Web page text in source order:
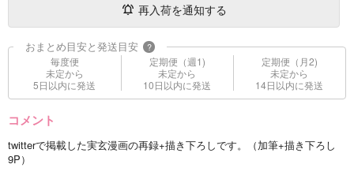
再入荷を通知する
おまとめ目安と発送目安 ?
毎度便
未定から
5日以内に発送
定期便（週1)
未定から
10日以内に発送
定期便（月2)
未定から
14日以内に発送
コメント
twitterで掲載した実玄漫画の再録+描き下ろしです。（加筆+描き下ろし
9P）